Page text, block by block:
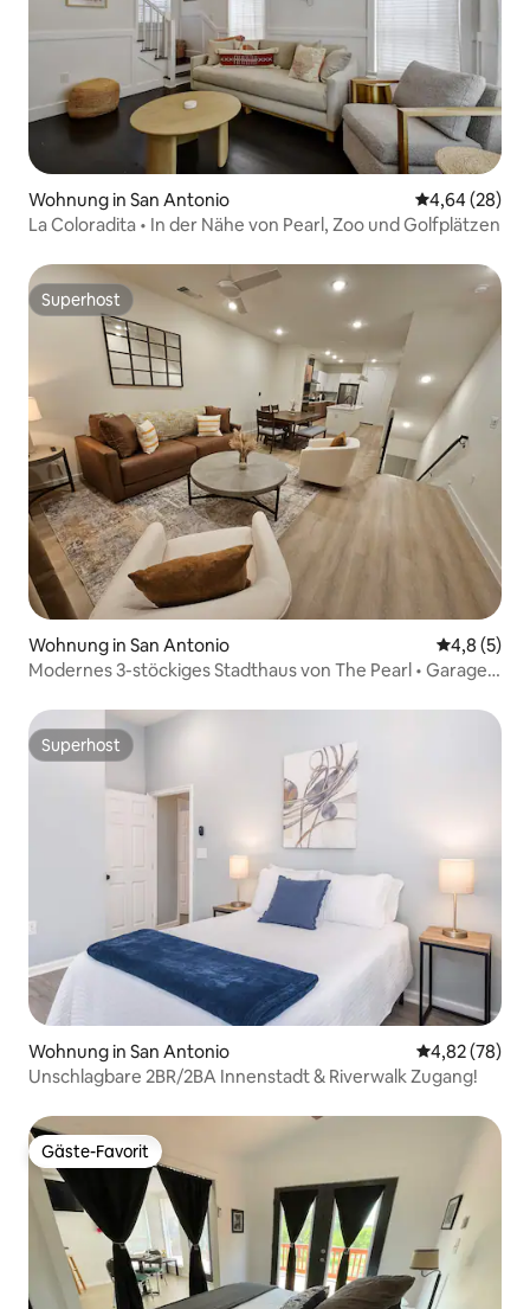
Wohnung in San Antonio
4,64 (28)
La Coloradita • In der Nähe von Pearl, Zoo und Golfplätzen
Superhost
Superhost
Wohnung in San Antonio
4,8 (5)
Modernes 3-stöckiges Stadthaus von The Pearl • Garage
Superhost
Superhost
Wohnung in San Antonio
4,82 (78)
Unschlagbare 2BR/2BA Innenstadt & Riverwalk Zugang!
Gäste-Favorit
Gäste-Favorit